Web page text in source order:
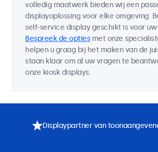
volledig maatwerk bieden wij een
displayoplossing voor elke omgeving.
self-service display geschikt is voor
Bespreek de optiesmet onze
helpen u graag bij het maken van de
staan klaar om al uw vragen te
onze kiosk displays.
Displaypartner van